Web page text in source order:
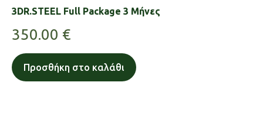
3DR.STEEL Full Package 3 Μήνες
350.00 €
Προσθήκη στο καλάθι